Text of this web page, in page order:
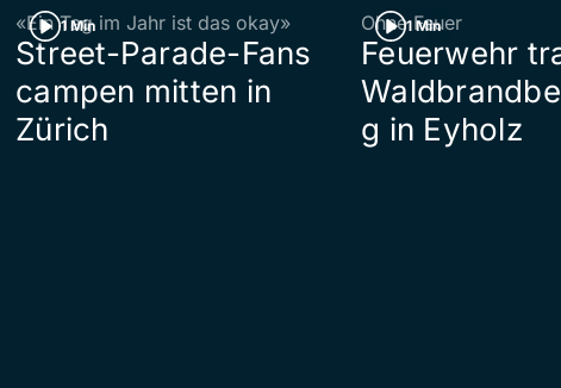
1 Min
«Ein Tag im Jahr ist das okay»
Street-Parade-Fans
campen mitten in
Zürich
1 Min
Ohne Feuer
Feuerwehr
g in Eyholz